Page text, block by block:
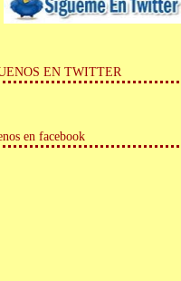
EN TWITTER
en facebook